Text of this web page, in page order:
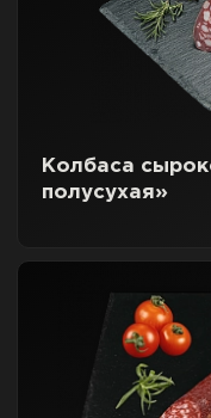
Колбаса
полусухая»